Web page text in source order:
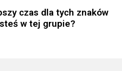
czas dla tych znaków
w tej grupie?